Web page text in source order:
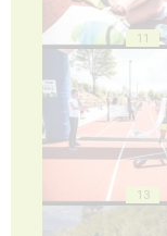
11
13